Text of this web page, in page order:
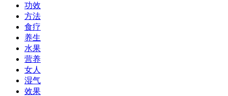
功效
方法
食疗
养生
水果
营养
女人
湿气
效果